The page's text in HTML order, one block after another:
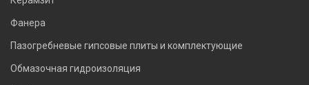
Фанера
Пазогребневые гипсовые плиты и комплектующие
Обмазочная гидроизоляция